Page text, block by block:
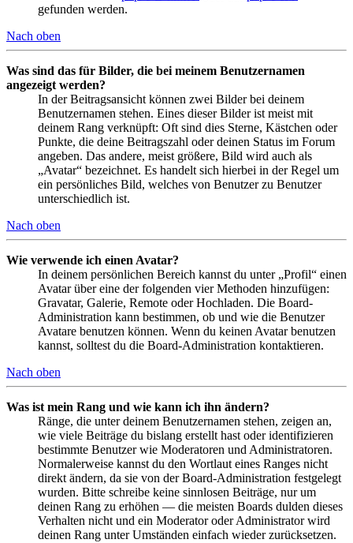
gefunden werden.
Nach oben
Was sind das für Bilder, die bei meinem Benutzernamen
angezeigt werden?
In der Beitragsansicht können zwei Bilder bei deinem
Benutzernamen stehen. Eines dieser Bilder ist meist mit
deinem Rang verknüpft: Oft sind dies Sterne, Kästchen oder
Punkte, die deine Beitragszahl oder deinen Status im Forum
angeben. Das andere, meist größere, Bild wird auch als
„Avatar“ bezeichnet. Es handelt sich hierbei in der Regel um
ein persönliches Bild, welches von Benutzer zu Benutzer
unterschiedlich ist.
Nach oben
Wie verwende ich einen Avatar?
In deinem persönlichen Bereich kannst du unter „Profil“ einen
Avatar über eine der folgenden vier Methoden hinzufügen:
Gravatar, Galerie, Remote oder Hochladen. Die Board-
Administration kann bestimmen, ob und wie die Benutzer
Avatare benutzen können. Wenn du keinen Avatar benutzen
kannst, solltest du die Board-Administration kontaktieren.
Nach oben
Was ist mein Rang und wie kann ich ihn ändern?
Ränge, die unter deinem Benutzernamen stehen, zeigen an,
wie viele Beiträge du bislang erstellt hast oder identifizieren
bestimmte Benutzer wie Moderatoren und Administratoren.
Normalerweise kannst du den Wortlaut eines Ranges nicht
direkt ändern, da sie von der Board-Administration festgelegt
wurden. Bitte schreibe keine sinnlosen Beiträge, nur um
deinen Rang zu erhöhen — die meisten Boards dulden dieses
Verhalten nicht und ein Moderator oder Administrator wird
deinen Rang unter Umständen einfach wieder zurücksetzen.